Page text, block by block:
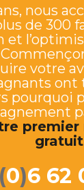
nous
de 300
et
votre
pourquoi
0)6 62